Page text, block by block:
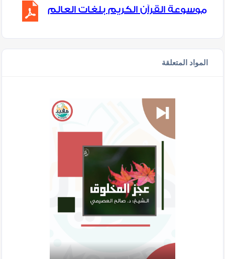
موسوعة القرآن الكريم بلغات العالم
المواد المتعلقة